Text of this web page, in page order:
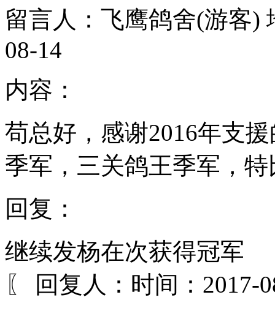
留言人：飞鹰鸽舍(游客)
08-14
内容：
苟总好，感谢2016年支
季军，三关鸽王季军，
回复：
继续发杨在次获得冠军
〖 回复人： 时间：2017-